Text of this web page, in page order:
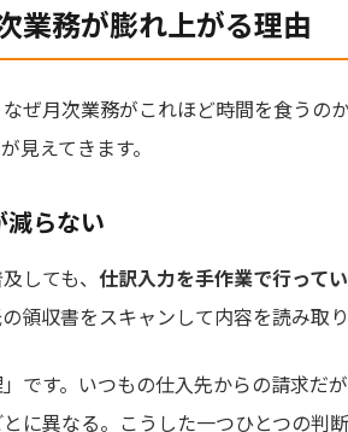
業務が膨れ上がる理由
ぜ月次業務がこれほど時間を食うの
見えてきます。
らない
しても、 仕訳入力を手作業で行って
領収書をスキャンして内容を読み取
です。いつもの仕入先からの請求だ
に異なる。こうした一つひとつの判